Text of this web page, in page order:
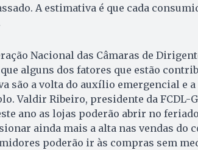
A estimativa é que cada
Nacional das Câmaras de
alguns dos fatores que estão
são a volta do auxílio emergencial e
Valdir Ribeiro, presidente da FCDL-
ano as lojas poderão abrir no
ainda mais a alta nas vendas do
poderão ir às compras sem